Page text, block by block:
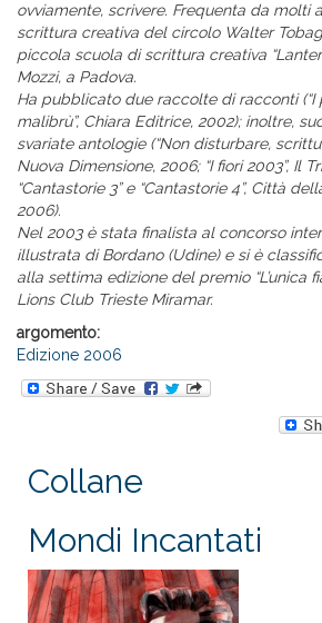
ovviamente, scrivere. Frequenta da molti
scrittura creativa del circolo Walter
piccola scuola di scrittura creativa
Mozzi, a Padova.
Ha pubblicato due raccolte di racconti
malibrù”, Chiara Editrice, 2002); inoltre,
svariate antologie (“Non disturbare,
Nuova Dimensione, 2006; “I fiori 2003”, Il
“Cantastorie 3” e “Cantastorie 4”, Città
2006).
Nel 2003 è stata finalista al concorso
illustrata di Bordano (Udine) e si è
alla settima edizione del premio “L’unica
Lions Club Trieste Miramar.
argomento:
Edizione 2006
Collane
Mondi Incantati